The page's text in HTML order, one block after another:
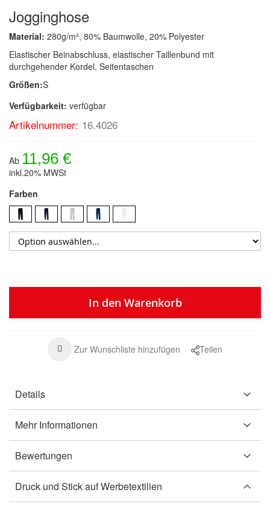
Jogginghose
Material: 280g/m², 80% Baumwolle, 20% Polyester
Elastischer Beinabschluss, elastischer Taillenbund mit
durchgehender Kordel, Seitentaschen
Größen:S
Verfügbarkeit: verfügbar
Artikelnummer: 16.4026
Ab 11,96 €
inkl.20% MWSt
Farben
In den Warenkorb
Zur Wunschliste hinzufügen Teilen
Details
Mehr Informationen
Bewertungen
Druck und Stick auf Werbetextilien